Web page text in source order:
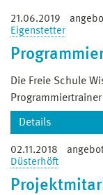
21.06.2019
Eigenstetter
Die Freie Schule
Details
Calliopeist
spielerisch den
kennenlernen
02.11.2018
Düsterhöft